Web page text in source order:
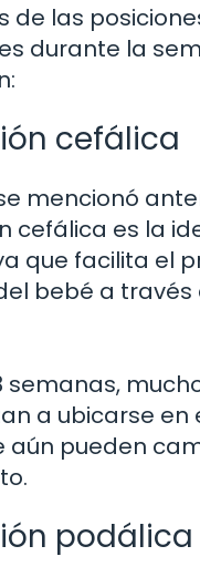
de las
durante la
cefálica
mencionó
cefálica es la
que facilita el
bebé a
semanas,
a ubicarse en
aún pueden
podálica